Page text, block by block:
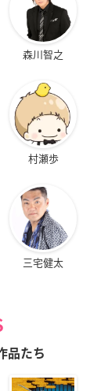
森川智之
村瀬歩
三宅健太
品たち